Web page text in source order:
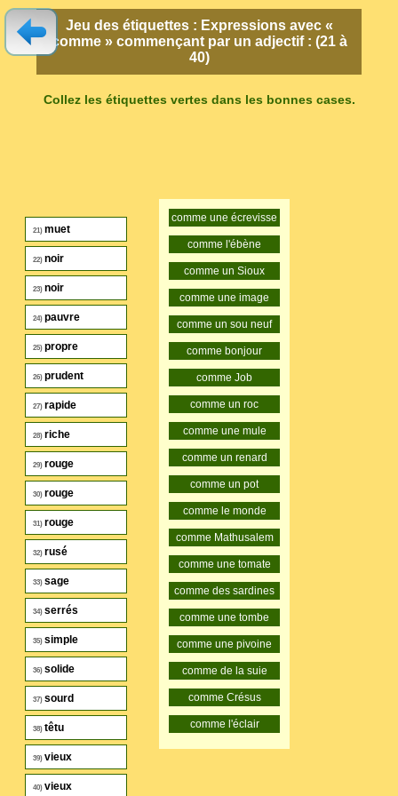
Jeu des étiquettes : Expressions avec «
comme » commençant par un adjectif : (21 à
40)
Collez les étiquettes vertes dans les bonnes cases.
21) muet
22) noir
23) noir
24) pauvre
25) propre
26) prudent
27) rapide
28) riche
29) rouge
30) rouge
31) rouge
32) rusé
33) sage
34) serrés
35) simple
36) solide
37) sourd
38) têtu
39) vieux
40) vieux
comme une écrevisse
comme l'ébène
comme un Sioux
comme une image
comme un sou neuf
comme bonjour
comme Job
comme un roc
comme une mule
comme un renard
comme un pot
comme le monde
comme Mathusalem
comme une tomate
comme des sardines
comme une tombe
comme une pivoine
comme de la suie
comme Crésus
comme l'éclair